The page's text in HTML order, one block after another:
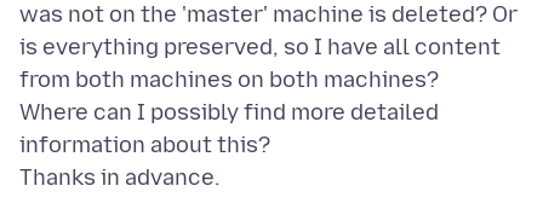
was not on the 'master' machine is deleted? Or
is everything preserved, so I have all content
from both machines on both machines?
Where can I possibly find more detailed
information about this?